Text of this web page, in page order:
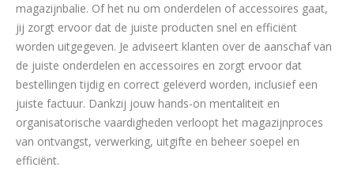
magazijnbalie. Of het nu om onderdelen of accessoires gaat,
jij zorgt ervoor dat de juiste producten snel en efficiënt
worden uitgegeven. Je adviseert klanten over de aanschaf van
de juiste onderdelen en accessoires en zorgt ervoor dat
bestellingen tijdig en correct geleverd worden, inclusief een
juiste factuur. Dankzij jouw hands-on mentaliteit en
organisatorische vaardigheden verloopt het magazijnproces
van ontvangst, verwerking, uitgifte en beheer soepel en
efficiënt.